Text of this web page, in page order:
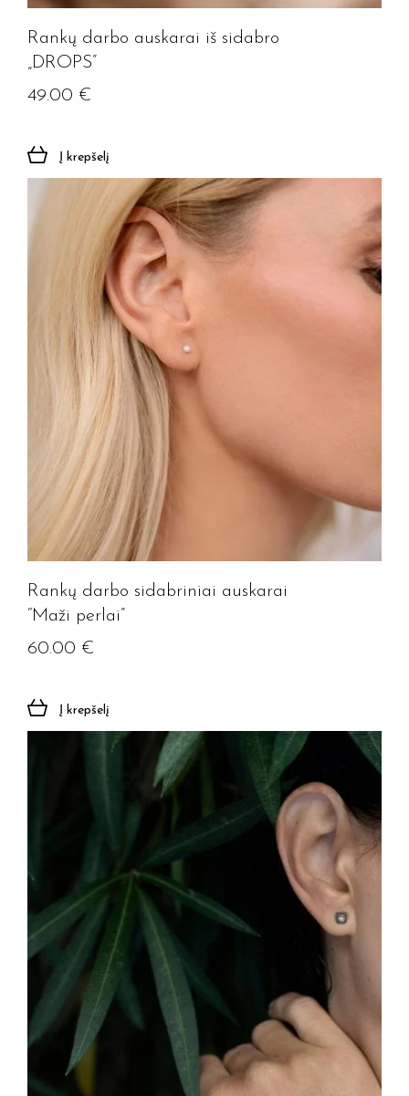
Rankų darbo auskarai iš sidabro
„DROPS”
49.00 €
Į krepšelį
Rankų darbo sidabriniai auskarai
“Maži perlai”
60.00 €
Į krepšelį
Prenumeruoti